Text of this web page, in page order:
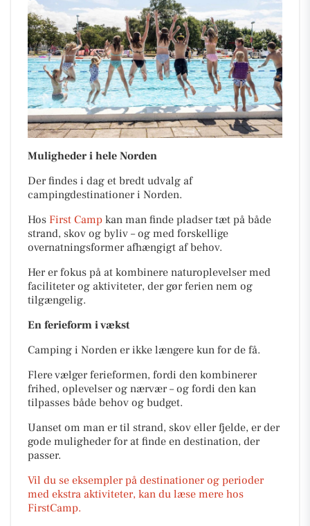
Muligheder i hele Norden
Der findes i dag et bredt udvalg af
campingdestinationer i Norden.
Hos First Camp kan man finde pladser tæt på både
strand, skov og byliv – og med forskellige
overnatningsformer afhængigt af behov.
Her er fokus på at kombinere naturoplevelser med
faciliteter og aktiviteter, der gør ferien nem og
tilgængelig.
En ferieform i vækst
Camping i Norden er ikke længere kun for de få.
Flere vælger ferieformen, fordi den kombinerer
frihed, oplevelser og nærvær – og fordi den kan
tilpasses både behov og budget.
Uanset om man er til strand, skov eller fjelde, er der
gode muligheder for at finde en destination, der
passer.
Vil du se eksempler på destinationer og perioder
med ekstra aktiviteter, kan du læse mere hos
FirstCamp.